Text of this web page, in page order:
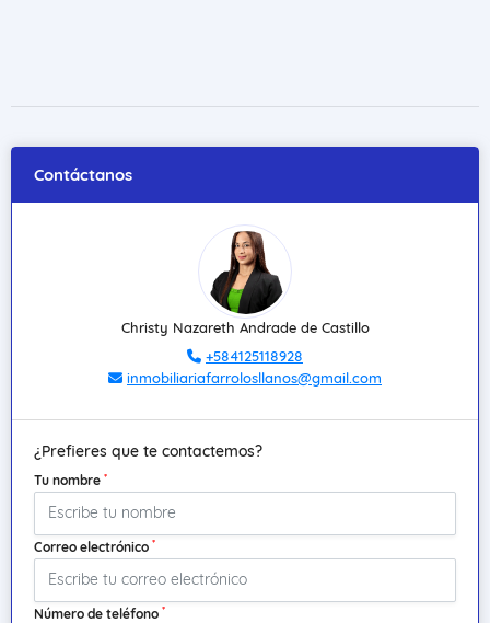
Contáctanos
Christy Nazareth Andrade de Castillo
+584125118928
inmobiliariafarrolosllanos@gmail.com
¿Prefieres que te contactemos?
Tu nombre *
Correo electrónico *
Número de teléfono *